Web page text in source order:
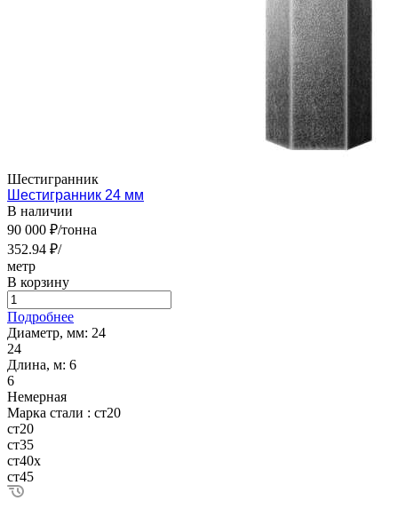
Шестигранник
Шестигранник 24 мм
В наличии
90 000 ₽/тонна
352.94 ₽/
метр
В корзину
Подробнее
Диаметр, мм: 24
24
Длина, м: 6
6
Немерная
Марка стали : ст20
ст20
ст35
ст40х
ст45